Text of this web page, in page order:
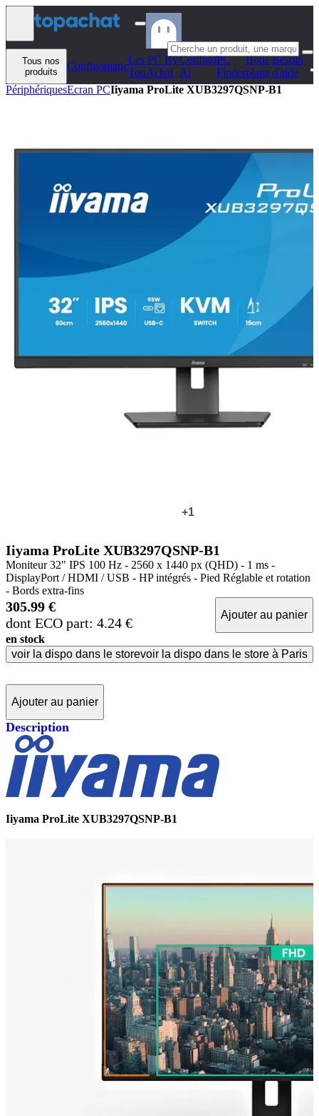
Aller au contenu
Tous nos
produits
Configomatic
Les PC By
TopAchat
Configo
Ai
PC
Finder
Bons
plans
Besoin
d'aide
PériphériquesEcran PCIiyama ProLite XUB3297QSNP-B1
+1
Iiyama ProLite XUB3297QSNP-B1
Moniteur 32" IPS 100 Hz - 2560 x 1440 px (QHD) - 1 ms -
DisplayPort / HDMI / USB - HP intégrés - Pied Réglable et rotation
- Bords extra-fins
305.99 €
dont ECO part: 4.24 €
Ajouter au panier
en stock
voir la dispo dans le storevoir la dispo dans le store à Paris
Ajouter au panier
Description
Iiyama ProLite XUB3297QSNP-B1